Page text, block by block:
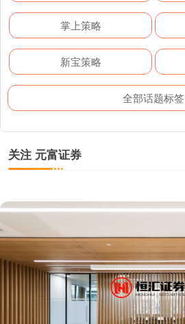
掌上策略
新宝策略
全部话题标签
关注 元富证券